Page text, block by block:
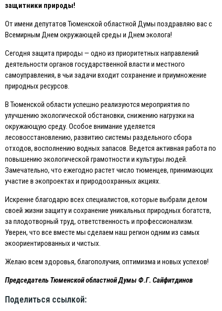
защитники природы!
От имени депутатов Тюменской областной Думы поздравляю вас с
Всемирным Днем окружающей среды и Днем эколога!
Сегодня защита природы — одно из приоритетных направлений
деятельности органов государственной власти и местного
самоуправления, в чьи задачи входит сохранение и приумножение
природных ресурсов.
В Тюменской области успешно реализуются мероприятия по
улучшению экологической обстановки, снижению нагрузки на
окружающую среду. Особое внимание уделяется
лесовосстановлению, развитию системы раздельного сбора
отходов, восполнению водных запасов. Ведется активная работа по
повышению экологической грамотности и культуры людей.
Замечательно, что ежегодно растет число тюменцев, принимающих
участие в экопроектах и природоохранных акциях.
Искренне благодарю всех специалистов, которые выбрали делом
своей жизни защиту и сохранение уникальных природных богатств,
за плодотворный труд, ответственность и профессионализм.
Уверен, что все вместе мы сделаем наш регион одним из самых
экоориентированных и чистых.
Желаю всем здоровья, благополучия, оптимизма и новых успехов!
Председатель Тюменской областной Думы Ф.Г. Сайфитдинов
Поделиться ссылкой: